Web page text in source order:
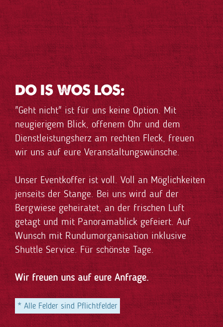
DO IS WOS LOS:
"Geht nicht" ist für uns keine Option. Mit
neugierigem Blick, offenem Ohr und dem
Dienstleistungsherz am rechten Fleck, freuen
wir uns auf eure Veranstaltungswünsche.
Unser Eventkoffer ist voll. Voll an Möglichkeiten
jenseits der Stange. Bei uns wird auf der
Bergwiese geheiratet, an der frischen Luft
getagt und mit Panoramablick gefeiert. Auf
Wunsch mit Rundumorganisation inklusive
Shuttle Service. Für schönste Tage.
Wir freuen uns auf eure Anfrage.
* Alle Felder sind Pflichtfelder